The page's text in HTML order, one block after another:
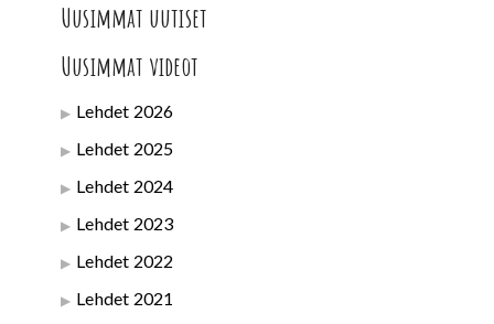
Uusimmat uutiset
Uusimmat videot
Lehdet 2026
Lehdet 2025
Lehdet 2024
Lehdet 2023
Lehdet 2022
Lehdet 2021